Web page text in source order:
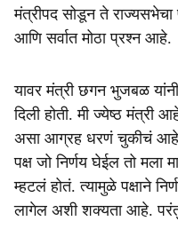
मंत्रीपद सोडून ते राज्यसभेचा
आणि सर्वात मोठा प्रश्न आहे.
यावर मंत्री छगन भुजबळ
दिली होती. मी ज्येष्ठ मंत्री
असा आग्रह धरणं चुकीचं
पक्ष जो निर्णय घेईल तो
म्हटलं होतं. त्यामुळे पक्षाने
लागेल अशी शक्यता आहे. परंतु